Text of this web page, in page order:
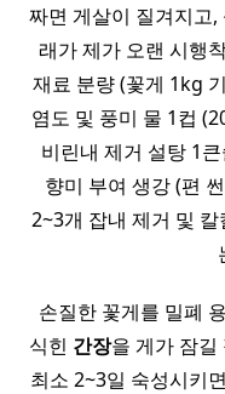
짜면 게살이 질겨지고
래가 제가 오랜 시행
재료 분량 (꽃게 1kg
염도 및 풍미 물 1컵
비린내 제거 설탕 1
향미 부여 생강 (편
2~3개 잡내 제거 및
손질한 꽃게를 밀폐
식힌 간장을 게가 잠길
최소 2~3일 숙성시키